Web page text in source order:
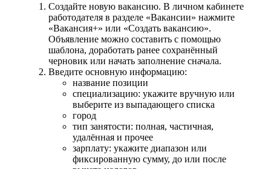
Создайте новую вакансию. В личном кабинете
работодателя в разделе «Вакансии» нажмите
«Вакансия+» или «Создать вакансию».
Объявление можно составить с помощью
шаблона, доработать ранее сохранённый
черновик или начать заполнение сначала.
Введите основную информацию:
название позиции
специализацию: укажите вручную или
выберите из выпадающего списка
город
тип занятости: полная, частичная,
удалённая и прочее
зарплату: укажите диапазон или
фиксированную сумму, до или после